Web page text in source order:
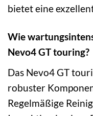
bietet eine
Wie
Nevo4 GT touring?
Das Nevo4 GT
robuster
Regelmäßige